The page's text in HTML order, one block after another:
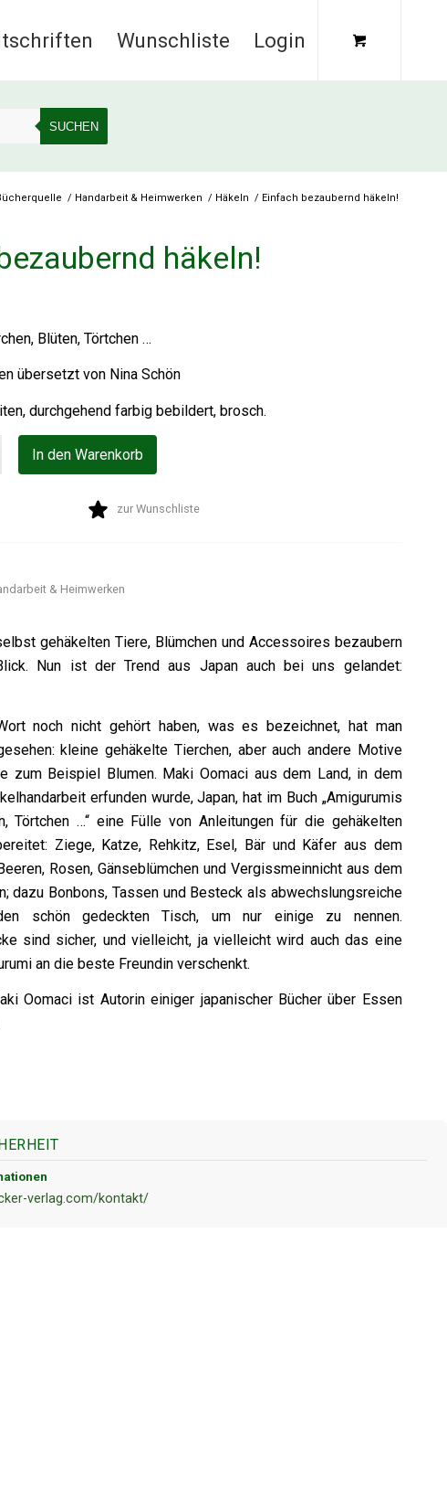
Wunschliste Login
SUCHEN
/ Handarbeit & Heimwerken / Häkeln / Einfach bezaubernd häkeln!
häkeln!
Blüten, Törtchen …
übersetzt von Nina Schön
durchgehend farbig bebildert, brosch.
In den Warenkorb
zur Wunschliste
& Heimwerken
gehäkelten Tiere, Blümchen und Accessoires bezaubern
Nun ist der Trend aus Japan auch bei uns gelandet:
noch nicht gehört haben, was es bezeichnet, hat man
kleine gehäkelte Tierchen, aber auch andere Motive
zum Beispiel Blumen. Maki Oomaci aus dem Land, in dem
erfunden wurde, Japan, hat im Buch „Amigurumis
Törtchen …“ eine Fülle von Anleitungen für die gehäkelten
Ziege, Katze, Rehkitz, Esel, Bär und Käfer aus dem
Rosen, Gänseblümchen und Vergissmeinnicht aus dem
dazu Bonbons, Tassen und Besteck als abwechslungsreiche
schön gedeckten Tisch, um nur einige zu nennen.
sind sicher, und vielleicht, ja vielleicht wird auch das eine
an die beste Freundin verschenkt.
Oomaci ist Autorin einiger japanischer Bücher über Essen
verlag.com/kontakt/